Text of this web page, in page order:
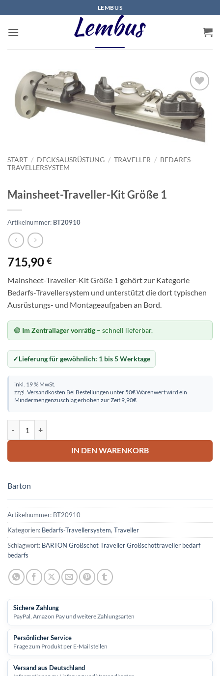
Inhalt
springen
LEMBUS
START / DECKSAUSRÜSTUNG / TRAVELLER / BEDARFS-
TRAVELLERSYSTEM
Mainsheet-Traveller-Kit Größe 1
Artikelnummer: BT20910
715,90 €
Mainsheet-Traveller-Kit Größe 1 gehört zur Kategorie
Bedarfs-Travellersystem und unterstützt die dort typischen
Ausrüstungs- und Montageaufgaben an Bord.
🟢 Im Zentrallager vorrätig – schnell lieferbar.
Lieferung für gewöhnlich: 1 bis 5 Werktage
inkl. 19 % MwSt.
zzgl. Versandkosten Bei Bestellungen unter 50€ Warenwert wird ein
Mindermengenzuschlag erhoben zur Zeit 9,90€
IN DEN WARENKORB
Barton
Artikelnummer: BT20910
Kategorien: Bedarfs-Travellersystem, Traveller
Schlagwort: BARTON Großschot Traveller Großschottraveller bedarf
bedarfs
Sichere Zahlung
PayPal, Amazon Pay und weitere Zahlungsarten
Persönlicher Service
Frage zum Produkt per E-Mail stellen
Versand aus Deutschland